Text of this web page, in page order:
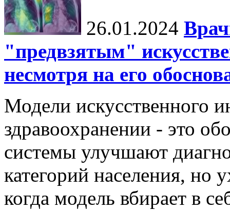
26.01.2024
"предвзятым"
несмотря на его
Модели искусственного
здравоохранении - это
системы улучшают
категорий населения, но
когда модель вбирает в